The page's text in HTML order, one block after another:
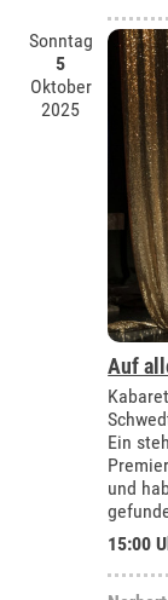
Sonntag
5
Oktober
2025
Auf
Ein
und
15:00